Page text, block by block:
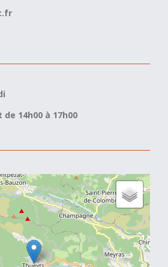
de 14h00 à 17h00